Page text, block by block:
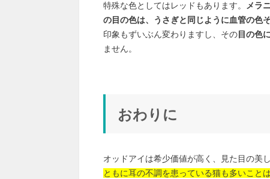
特殊な色としてはレッドもあります。 メラ
の目の色は、うさぎと同じように血管の色
印象もずいぶん変わりますし、その目の色
ません。
おわりに
オッドアイは希少価値が高く、見た目の美
ともに耳の不調を患っている猫も多いこと